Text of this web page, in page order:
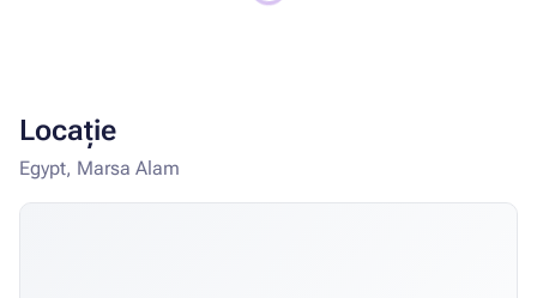
Locație
Egypt, Marsa Alam